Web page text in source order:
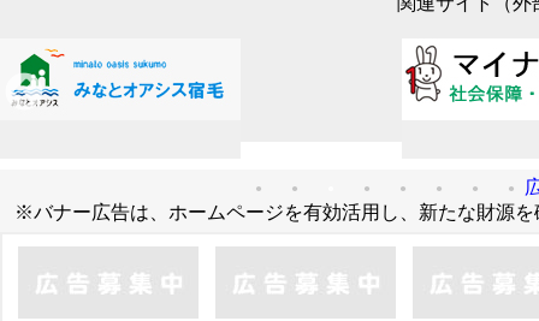
※バナー広告は、ホームページを有効活用し、新たな財源